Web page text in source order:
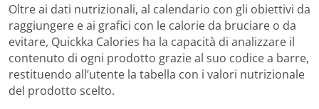
Oltre ai dati nutrizionali, al calendario con gli obiettivi da
raggiungere e ai grafici con le calorie da bruciare o da
evitare, Quickka Calories ha la capacità di analizzare il
contenuto di ogni prodotto grazie al suo codice a barre,
restituendo all’utente la tabella con i valori nutrizionale
del prodotto scelto.